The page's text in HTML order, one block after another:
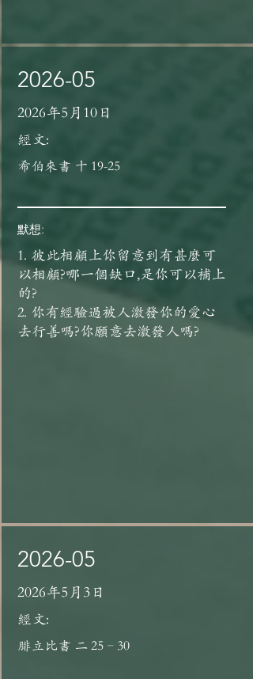
2026-05
2026年5月10日
經文:
希伯來書 十 19-25
默想:
1. 彼此相顧上你留意到有甚麼可
以相顧?哪一個缺口,是你可以補上
的?
2. 你有經驗過被人激發你的愛心
去行善嗎?你願意去激發人嗎?
2026-05
2026年5月3日
經文:
腓立比書 二 25–30